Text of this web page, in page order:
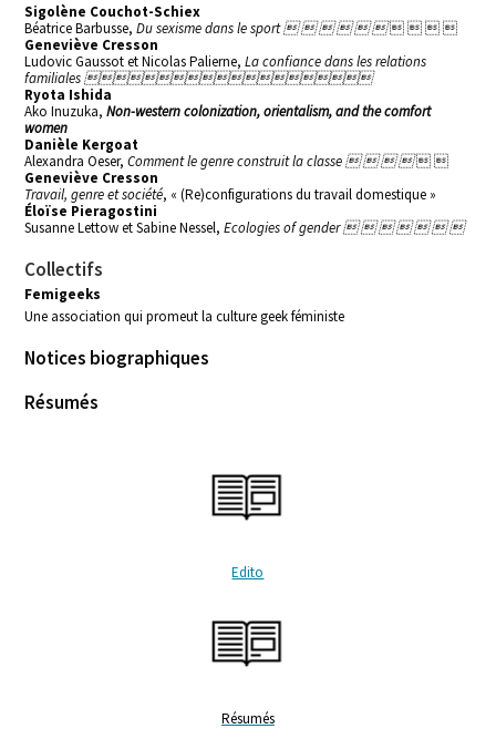
Sigolène Couchot-Schiex
Béatrice Barbusse,Du sexisme dans le sport         
Geneviève Cresson
Ludovic Gaussot et Nicolas Palierne,La confiance dans les relations
familiales 
Ryota Ishida
Ako Inuzuka,Non-western colonization, orientalism, and the comfort
women
Danièle Kergoat
Alexandra Oeser,Comment le genre construit la classe     
Geneviève Cresson
Travail, genre et société, « (Re)configurations du travail domestique »
Éloïse Pieragostini
Susanne Lettow et Sabine Nessel,Ecologies of gender       
Collectifs
Femigeeks
Une association qui promeut la culturegeekféministe
Notices biographiques
Résumés
Edito
Résumés